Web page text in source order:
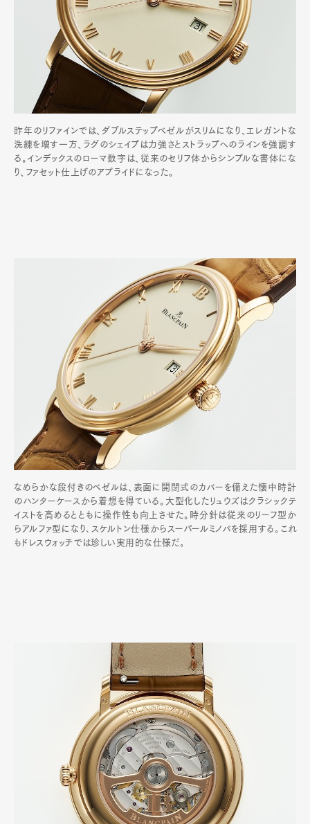
昨年のリファインでは、ダブルステップベゼルがスリムになり、エレガントな
洗練を増す一方、ラグのシェイプは力強さとストラップへのラインを強調す
る。インデックスのローマ数字は、従来のセリフ体からシンプルな書体にな
り、ファセット仕上げのアプライドになった。
なめらかな段付きのベゼルは、表面に開閉式のカバーを備えた懐中時計
のハンターケースから着想を得ている。大型化したリュウズはクラシックテ
イストを高めるとともに操作性も向上させた。時分針は従来のリーフ型か
らアルファ型になり､スケルトン仕様からスーパールミノバを採用する｡これ
もドレスウォッチでは珍しい実用的な仕様だ｡